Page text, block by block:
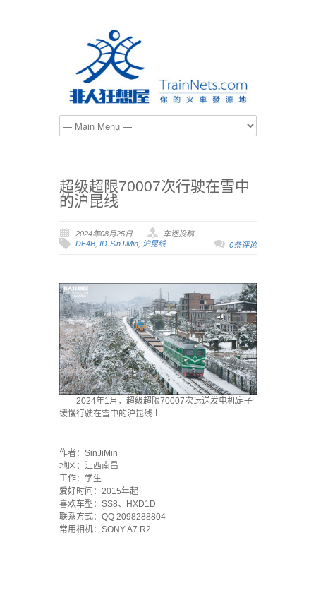
超级超限70007次行驶在雪中
的沪昆线
2024年08月25日
车迷投稿
DF4B, ID-SinJiMin, 沪昆线 0条评论
2024年1月，超级超限70007次运送发电机定子
缓慢行驶在雪中的沪昆线上
作者：SinJiMin
地区：江西南昌
工作：学生
爱好时间：2015年起
喜欢车型：SS8、HXD1D
联系方式：QQ 2098288804
常用相机：SONY A7 R2